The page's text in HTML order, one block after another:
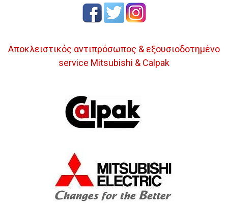
Αποκλειστικός αντιπρόσωπος & εξουσιοδοτημένο
service Mitsubishi & Calpak